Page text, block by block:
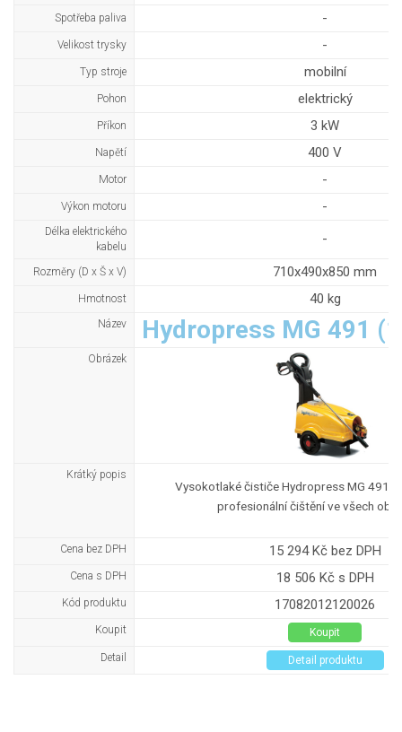
Spotřeba paliva -
Velikost trysky -
Typ stroje mobilní
Pohon elektrický
Příkon 3 kW
Napětí 400 V
Motor -
Výkon motoru -
Délka elektrického
kabelu
-
Rozměry (D x Š x V) 710x490x850 mm
Hmotnost 40 kg
Název Hydropress MG 491
Obrázek
Krátký popis
Vysokotlaké čističe Hydropress MG 491
profesionální čištění ve všech
Cena bez DPH 15 294 Kč bez DPH
Cena s DPH 18 506 Kč s DPH
Kód produktu 17082012120026
Koupit
Koupit
Detail
Detail produktu